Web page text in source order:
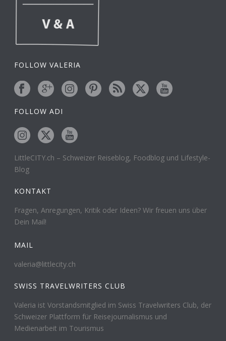
FOLLOW VALERIA
FOLLOW ADI
LittleCITY.ch – Schweizer Reiseblog, Foodblog und Lifestyle-
Blog
KONTAKT
Fragen, Anregungen, Kritik oder Ideen? Wir freuen uns über
Dein Mail!
MAIL
valeria@littlecity.ch
SWISS TRAVELWRITERS CLUB
Valeria ist Vorstandsmitglied im Swiss Travelwriters Club, der
Schweizer Plattform für Reisejournalismus und
Medienarbeit im Tourismus